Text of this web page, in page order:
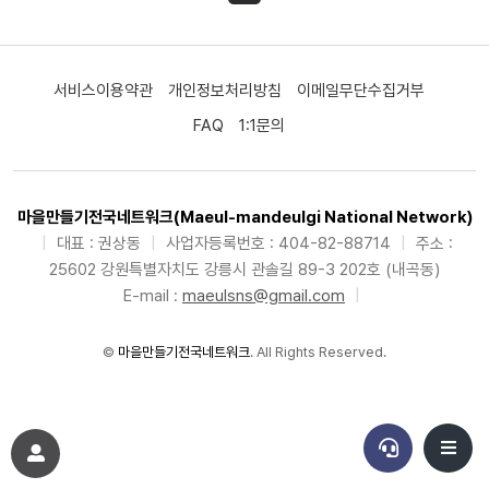
서비스이용약관 개인정보처리방침
이메일무단수집거부
FAQ
1:1문의
마을만들기전국네트워크(Maeul-mandeulgi National Network)
대표 : 권상동 사업자등록번호 : 404-82-88714
주소 :
25602 강원특별자치도 강릉시 관솔길 89-3 202호 (내곡동)
E-mail : maeulsns@gmail.com
© 마을만들기전국네트워크. All Rights Reserved.